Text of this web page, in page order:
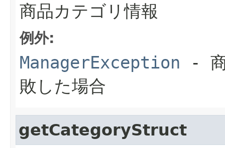
商品カテゴリ情報
例外:
ManagerException - 商
敗した場合
getCategoryStruct